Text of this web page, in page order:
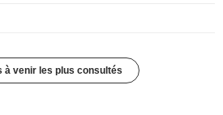
à venir les plus consultés